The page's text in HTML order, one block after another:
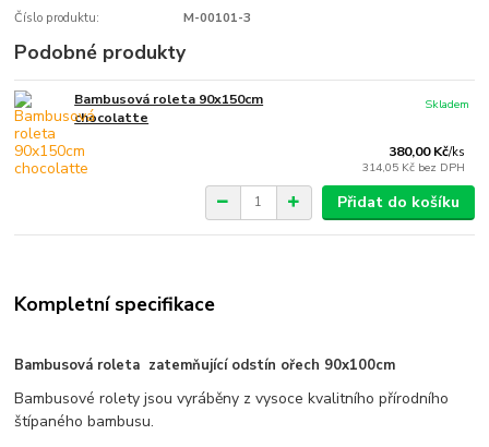
Číslo produktu: M-00101-3
Podobné produkty
Bambusová roleta 90x150cm
chocolatte
380,00 Kč/ks
314,05 Kč bez DPH
Skladem
Přidat do košíku
Kompletní specifikace
Bambusová roleta zatemňující odstín ořech 90x100cm
Bambusové rolety jsou vyráběny z vysoce kvalitního přírodního
štípaného bambusu.